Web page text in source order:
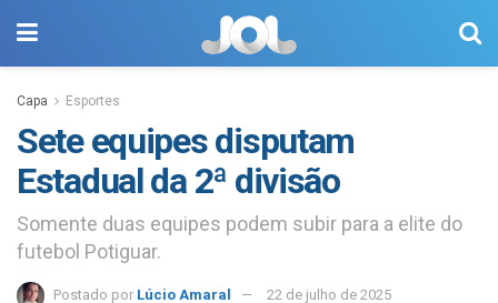
Capa Esportes
Sete equipes disputam
Estadual da 2ª divisão
Somente duas equipes podem subir para a elite do
futebol Potiguar.
Postado por Lúcio Amaral 22 de julho de 2025